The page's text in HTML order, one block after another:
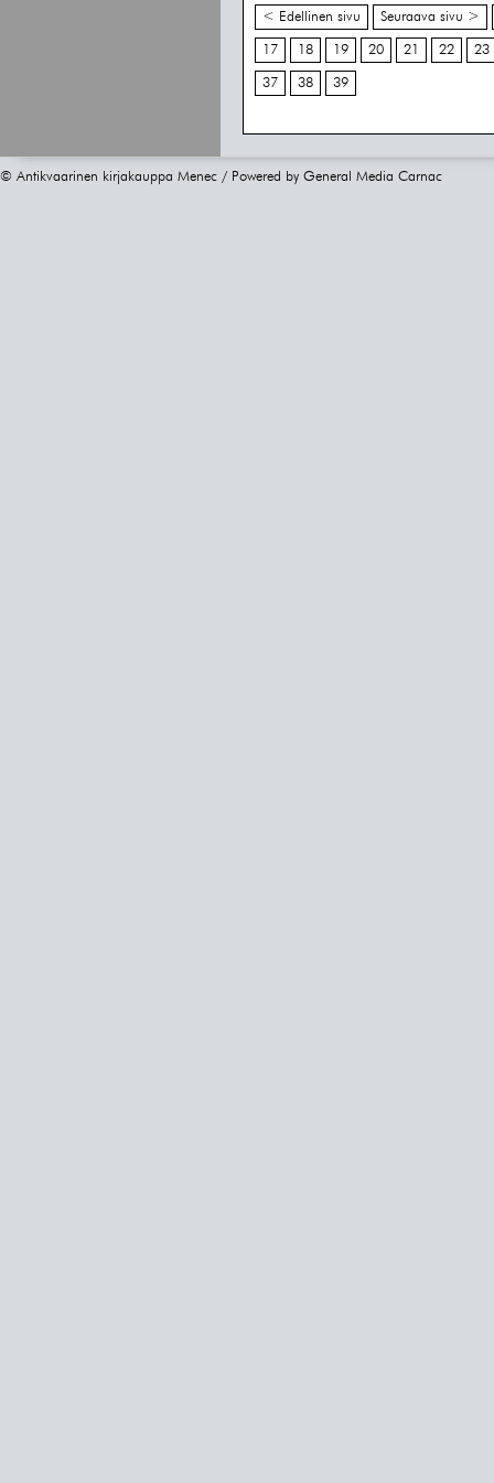
< Edellinen sivu Seuraava sivu >
17 18 19 20 21 22 23
37 38 39
© Antikvaarinen kirjakauppa Menec / Powered by General Media Carnac